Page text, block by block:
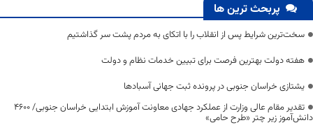
پربحث ترین ها
سخت‌ترین شرایط پس از انقلاب را با اتکای به مردم پشت سر گذاشتیم
هفته دولت بهترین فرصت برای تبیین خدمات نظام و دولت
یشتازی خراسان جنوبی در پرونده ثبت جهانی آسبادها
تقدیر مقام عالی وزارت از عملکرد جهادی معاونت آموزش ابتدایی خراسان جنوبی/ ۴۶۰۰
دانش‌آموز زیر چتر «طرح حامی»